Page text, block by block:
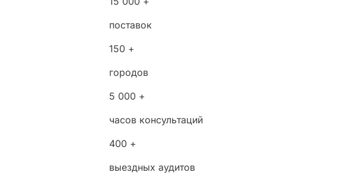
поставок
150 +
городов
5 000 +
часов консультаций
400 +
выездных аудитов